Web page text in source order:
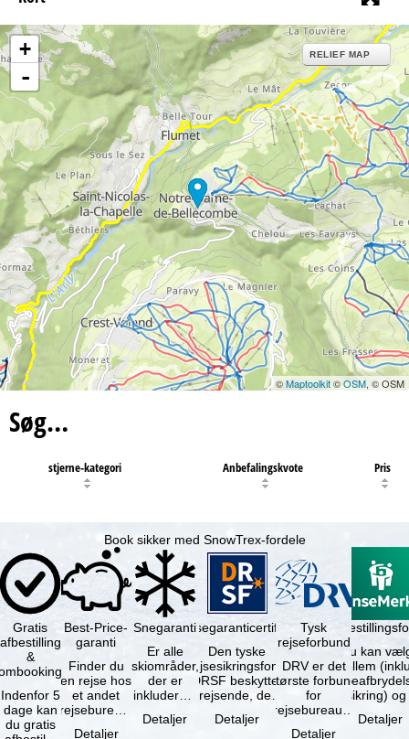
+
-
RELIEF MAP
©Maptoolkit©OSM, © OSM
Søg…
stjerne-kategori Anbefalingskvote Pris
Book sikker med SnowTrex-fordele
Gratis
afbestilling
&
Indenfor 5
dage kan
du gratis
Best-Price-
garanti
Finder du
en rejse hos
et andet
rejsebureau,
Detaljer
Snegaranti
Er alle
skiområder,
der er
inkluderet i
bookede
Detaljer
Rejsegaranticertifikat
Den tyske
rejsesikringsfond
DRSF beskytter
rejsende, der
pakkerejse eller
Detaljer
Tysk
rejseforbund
DRV er det
største forbund
for
rejsebureauer
Detaljer
Du kan
mellem (inklusiv
Detaljer